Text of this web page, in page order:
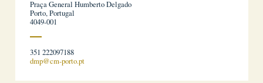
Praça General Humberto Delgado
Porto, Portugal
4049-001
351 222097188
dmp@cm-porto.pt